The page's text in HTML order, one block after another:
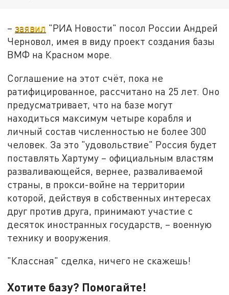
–заявил "РИА Новости" посол России Андрей
Черновол, имея в виду проект создания базы
ВМФ на Красном море.
Соглашение на этот счёт, пока не
ратифицированное, рассчитано на 25 лет. Оно
предусматривает, что на базе могут
находиться максимум четыре корабля и
личный состав численностью не более 300
человек. За это "удовольствие" Россия будет
поставлять Хартуму – официальным властям
разваливающейся, вернее, разваливаемой
страны, в прокси-войне на территории
которой, действуя в собственных интересах
друг против друга, принимают участие с
десяток иностранных государств, – военную
технику и вооружения.
"Классная" сделка, ничего не скажешь!
Хотите базу? Помогайте!